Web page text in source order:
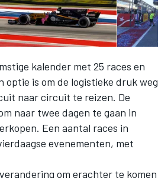
kalender met 25 races en
is om de logistieke druk weg
naar circuit te reizen. De
naar twee dagen te gaan in
Een aantal races in
evenementen, met
om erachter te komen